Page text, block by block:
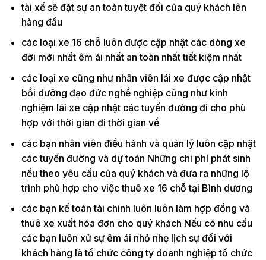
tài xế sẽ đặt sự an toàn tuyệt đối của quý khách lên
hàng đầu
các loại xe 16 chỗ luôn được cập nhật các dòng xe
đời mới nhất êm ái nhất an toàn nhất tiết kiệm nhất
các loại xe cũng như nhân viên lái xe được cập nhật
bồi dưỡng đạo đức nghề nghiệp cũng như kinh
nghiệm lái xe cập nhật các tuyến đường đi cho phù
hợp với thời gian đi thời gian về
các bạn nhân viên điều hành và quản lý luôn cập nhật
các tuyến đường và dự toán Những chi phí phát sinh
nếu theo yêu cầu của quý khách và đưa ra những lộ
trình phù hợp cho việc thuê xe 16 chỗ tại Bình dương
các bạn kế toán tài chính luôn luôn làm hợp đồng và
thuê xe xuất hóa đơn cho quý khách Nếu có nhu cầu
các bạn luôn xử sự êm ái nhỏ nhẹ lịch sự đối với
khách hàng là tổ chức công ty doanh nghiệp tổ chức